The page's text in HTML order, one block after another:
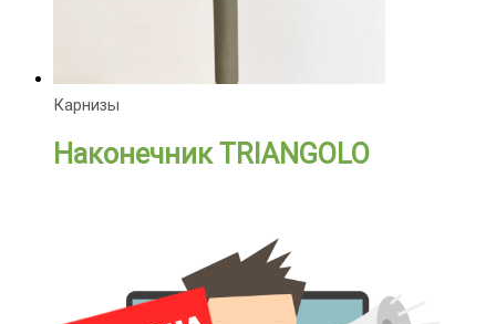
Карнизы
Наконечник TRIANGOLO